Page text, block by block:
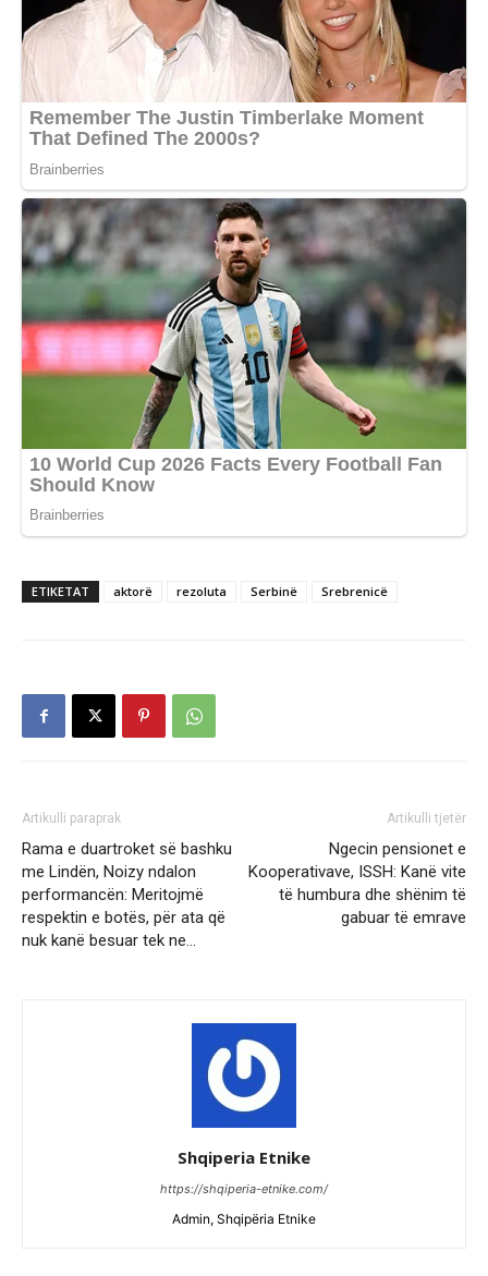
ETIKETAT aktorë rezoluta Serbinë Srebrenicë
Artikulli paraprak
Rama e duartroket së bashku
me Lindën, Noizy ndalon
performancën: Meritojmë
respektin e botës, për ata që
nuk kanë besuar tek ne…
Artikulli tjetër
Ngecin pensionet e
Kooperativave, ISSH: Kanë vite
të humbura dhe shënim të
gabuar të emrave
Shqiperia Etnike
https://shqiperia-etnike.com/
Admin, Shqipëria Etnike